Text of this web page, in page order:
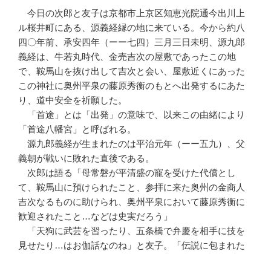
今日の次郎と友子は京都市上京区知恵光院通今出川上
ル桜井町にある、源義経縁の地に来ている。今から約八
四〇年前、承安四年（ーー七四）三月三日未明、源九郎
義経は、牛若丸時代、金売吉次の屋敷であったこの地
で、鞍馬山を抜け出して吉次と会い、屋敷近くにあった
この神社に奥州平泉の藤原秀衡のもとへ出発するにあた
り、道中安全を祈願した。
「首途」とは「出発」の意味で、以来この由緒により
「首途八幡宮」と呼ばれる。
源九郎義経が生まれたのは平治元年（ーー五九）、父
義朝が戦いに敗れた直後である。
次郎は語る「母常磐が平清盛の寵を受けた代償とし
て、鞍馬山に預けられたこと、参拝に来た奥州の金商人
吉次なるものに助けられ、奥州平泉において藤原秀衡に
歓迎されたこと…などは史実だろう」
「天狗に武芸を習ったり、五条橋で弁慶を相手に技を
見せたり…はお伽話なのね」と友子。「伝説に包まれた